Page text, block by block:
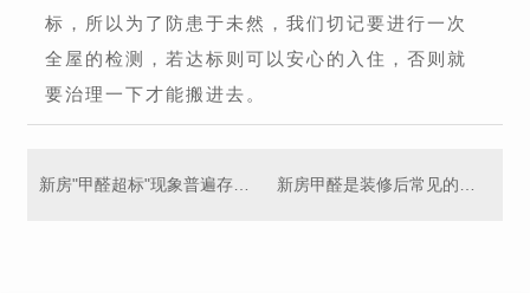
标，所以为了防患于未然，我们切记要进行一次
全屋的检测，若达标则可以安心的入住，否则就
要治理一下才能搬进去。